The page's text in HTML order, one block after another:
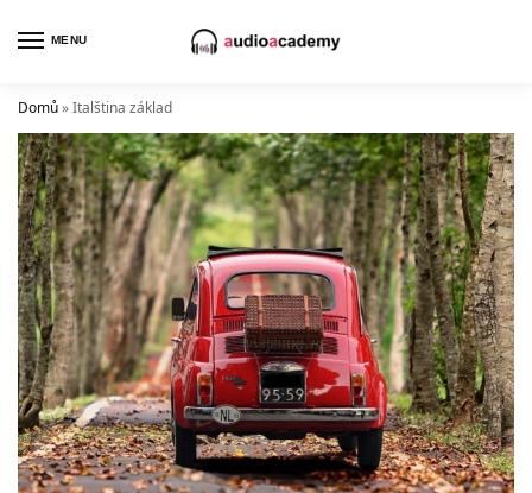
MENU
Domů»Italština základ